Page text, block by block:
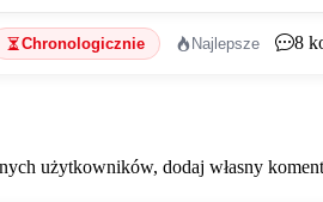
Chronologicznie Najlepsze 8
użytkowników, dodaj własny